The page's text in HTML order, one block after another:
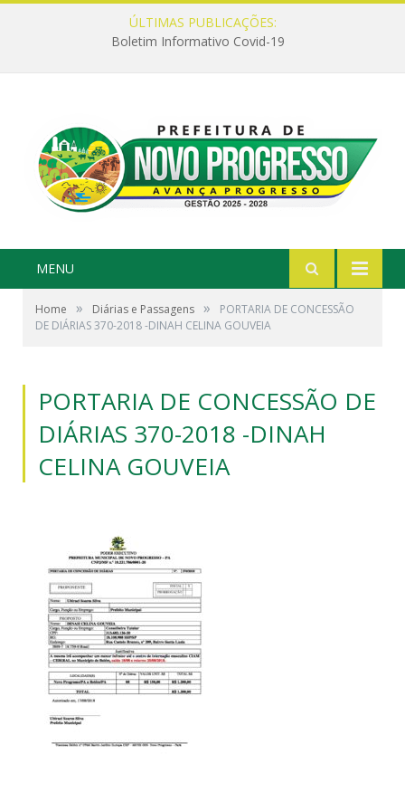
ÚLTIMAS PUBLICAÇÕES:
Boletim Informativo Covid-19
MENU
Home » Diárias e Passagens »
PORTARIA DE CONCESSÃO
DE DIÁRIAS 370-2018 -DINAH CELINA GOUVEIA
PORTARIA DE CONCESSÃO DE
DIÁRIAS 370-2018 -DINAH
CELINA GOUVEIA